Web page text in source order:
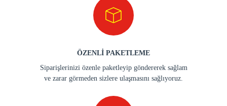
ÖZENLİ PAKETLEME
Siparişlerinizi özenle paketleyip göndererek sağlam
ve zarar görmeden sizlere ulaşmasını sağlıyoruz.